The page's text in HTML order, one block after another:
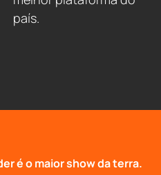
país.
é o maior show da terra.